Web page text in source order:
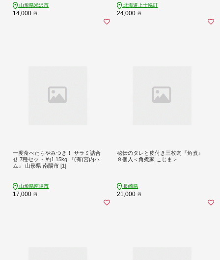
山形県米沢市
14,000 円
ード食品2021受賞 ［024-H81］
北海道上士幌町
24,000 円
一度食べたらやみつき！ サラミ詰合
せ 7種セット 約1.15kg 『(有)宮内ハ
ム』 山形県 南陽市 [1]
山形県南陽市
17,000 円
秘伝のタレと皮付き三枚肉『角煮』
８個入＜角煮家 こじま＞
長崎県
21,000 円